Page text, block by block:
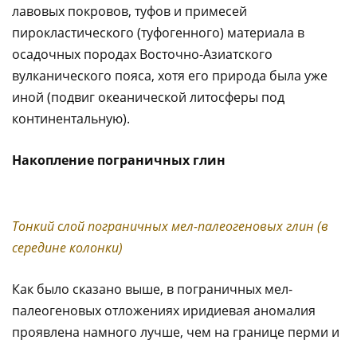
лавовых покровов, туфов и примесей
пирокластического (туфогенного) материала в
осадочных породах Восточно-Азиатского
вулканического пояса, хотя его природа была уже
иной (подвиг океанической литосферы под
континентальную).
Накопление пограничных глин
Тонкий слой пограничных мел-палеогеновых глин (в
середине колонки)
Как было сказано выше, в пограничных мел-
палеогеновых отложениях иридиевая аномалия
проявлена намного лучше, чем на границе перми и